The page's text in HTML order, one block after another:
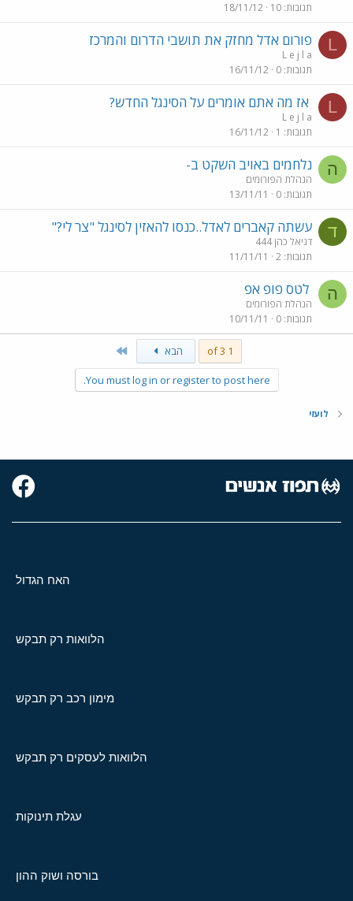
תגובות 10
18/11/12
L פורום אדל מחזק את תושבי הדרום והמרכז
L e j l a
תגובות 0
16/11/12
L אז מה אתם אומרים על הסינגל החדש?
L e j l a
תגובות 1
16/11/12
ה נלחמים באויב השקט ב-
הנהלת הפורומים
תגובות 0
13/11/11
ד עשתה קאברים לאדל..כנסו להאזין לסינגל "צר לי?"
דניאל כהן 444
תגובות 2
11/11/11
ה לטס פופ אפ
הנהלת הפורומים
תגובות 0
10/11/11
1 of 3 הבא
You must log in or register to post here.
לועזי
האח הגדול
הלוואות רק תבקש
מימון רכב רק תבקש
הלוואות לעסקים רק תבקש
עגלת תינוקות
בורסה ושוק ההון